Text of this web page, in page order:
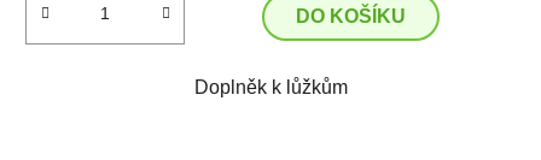
DO KOŠÍKU
Doplněk k lůžkům